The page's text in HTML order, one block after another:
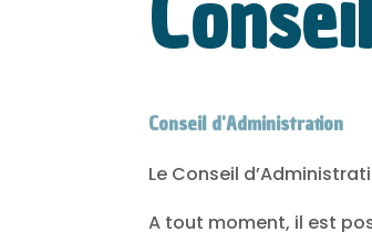
Conseil d'Administration
Le Conseil
A tout moment, il est